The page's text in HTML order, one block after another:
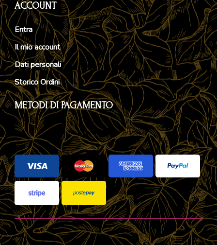
ACCOUNT
Entra
Il mio account
Dati personali
Storico Ordini
METODI DI PAGAMENTO